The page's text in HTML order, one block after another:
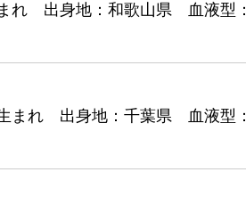
れ 出身地：和歌山県 血液型：
まれ 出身地：千葉県 血液型：